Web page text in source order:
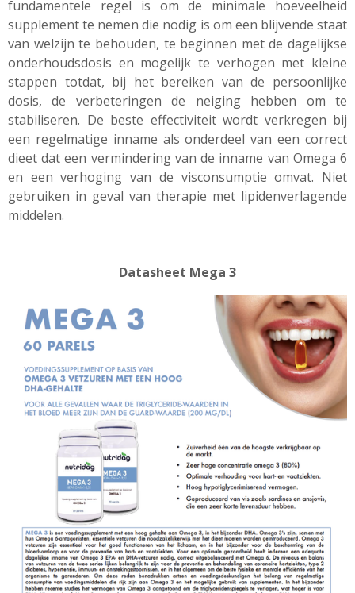
fundamentele regel is om de minimale hoeveelheid
supplement te nemen die nodig is om een ​​blijvende staat
van welzijn te behouden, te beginnen met de dagelijkse
onderhoudsdosis en mogelijk te verhogen met kleine
stappen totdat, bij het bereiken van de persoonlijke
dosis, de verbeteringen de neiging hebben om te
stabiliseren. De beste effectiviteit wordt verkregen bij
een regelmatige inname als onderdeel van een correct
dieet dat een vermindering van de inname van Omega 6
en een verhoging van de visconsumptie omvat. Niet
gebruiken in geval van therapie met lipidenverlagende
middelen.
Datasheet Mega 3